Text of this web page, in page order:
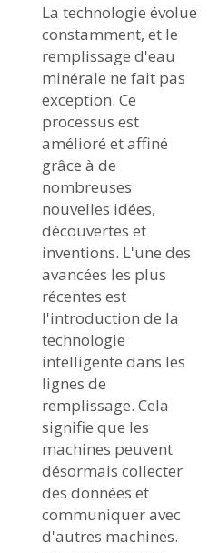
La technologie évolue
constamment, et le
remplissage d'eau
minérale ne fait pas
exception. Ce
processus est
amélioré et affiné
grâce à de
nombreuses
nouvelles idées,
découvertes et
inventions. L'une des
avancées les plus
récentes est
l'introduction de la
technologie
intelligente dans les
lignes de
remplissage. Cela
signifie que les
machines peuvent
désormais collecter
des données et
communiquer avec
d'autres machines.